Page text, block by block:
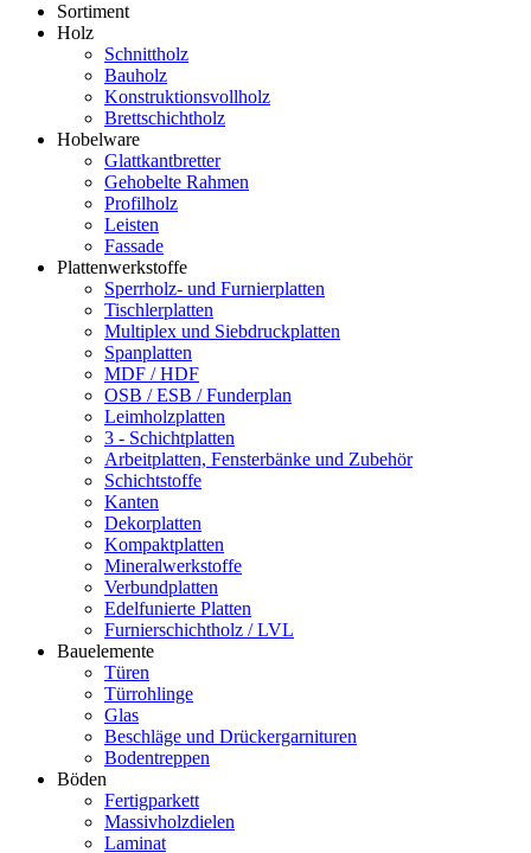
Sortiment
Holz
Schnittholz
Bauholz
Konstruktionsvollholz
Brettschichtholz
Hobelware
Glattkantbretter
Gehobelte Rahmen
Profilholz
Leisten
Fassade
Plattenwerkstoffe
Sperrholz- und Furnierplatten
Tischlerplatten
Multiplex und Siebdruckplatten
Spanplatten
MDF / HDF
OSB / ESB / Funderplan
Leimholzplatten
3 - Schichtplatten
Arbeitplatten, Fensterbänke und Zubehör
Schichtstoffe
Kanten
Dekorplatten
Kompaktplatten
Mineralwerkstoffe
Verbundplatten
Edelfunierte Platten
Furnierschichtholz / LVL
Bauelemente
Türen
Türrohlinge
Glas
Beschläge und Drückergarnituren
Bodentreppen
Böden
Fertigparkett
Massivholzdielen
Laminat